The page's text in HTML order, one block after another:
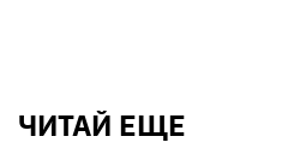
ЧИТАЙ ЕЩЕ